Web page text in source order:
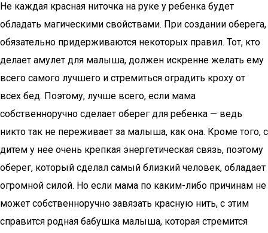
Не каждая красная ниточка на руке у ребенка будет
обладать магическими свойствами. При создании оберега,
обязательно придерживаются некоторых правил. Тот, кто
делает амулет для малыша, должен искренне желать ему
всего самого лучшего и стремиться оградить кроху от
всех бед. Поэтому, лучше всего, если мама
собственноручно сделает оберег для ребенка — ведь
никто так не переживает за малыша, как она. Кроме того, с
дитем у нее очень крепкая энергетическая связь, поэтому
оберег, который сделал самый близкий человек, обладает
огромной силой. Но если мама по каким-либо причинам не
может собственноручно завязать красную нить, с этим
справится родная бабушка малыша, которая стремится